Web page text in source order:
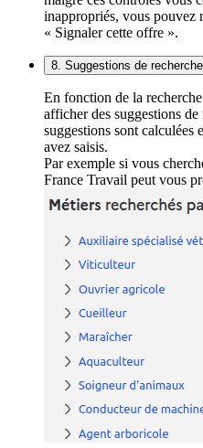
inappropriés, vous pouvez
« Signaler cette offre ».
8. Suggestions de recherche
En fonction de la
afficher des suggestions
suggestions sont calculées
avez saisis.
Par exemple si vous
France Travail peut vous